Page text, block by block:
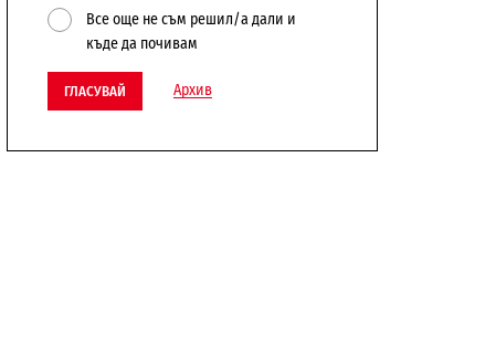
Все още не съм решил/а дали и
къде да почивам
ГЛАСУВАЙ Архив